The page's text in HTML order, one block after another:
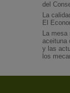
del
La
El
La
aceituna
y las
los